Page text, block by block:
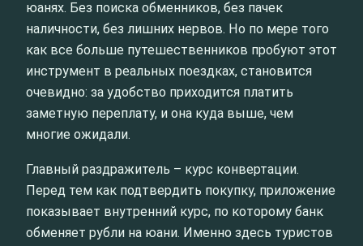
юанях. Без поиска обменников, без пачек
наличности, без лишних нервов. Но по мере того
как все больше путешественников пробуют этот
инструмент в реальных поездках, становится
очевидно: за удобство приходится платить
заметную переплату, и она куда выше, чем
многие ожидали.
Главный раздражитель – курс конвертации.
Перед тем как подтвердить покупку, приложение
показывает внутренний курс, по которому банк
обменяет рубли на юани. Именно здесь туристов